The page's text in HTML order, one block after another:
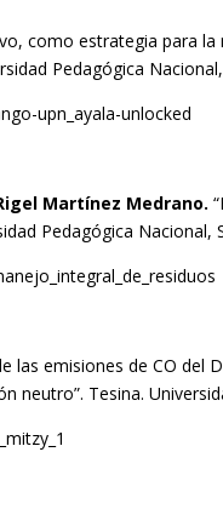
como estrategia para
Pedagógica
upn_ayala-unlocked
Martínez Medrano.
Pedagógica Nacional,
las emisiones de CO del
neutro”. Tesina.